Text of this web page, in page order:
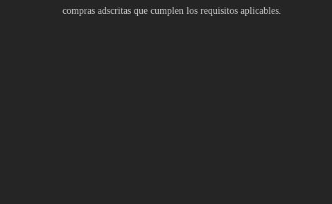
compras adscritas que cumplen los requisitos aplicables.